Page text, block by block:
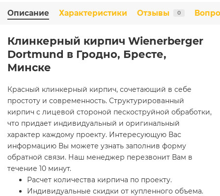
Описание Характеристики Отзывы 0
Клинкерный кирпич Wienerberger
Dortmund в Гродно, Бресте,
Минске
Красный клинкерный кирпич, сочетающий в себе
простоту и современность. Структурированный
кирпич с лицевой стороной пескоструйной обработки,
что придает индивидуальный и оригинальный
характер каждому проекту. Интересующую Вас
информацию Вы можете узнать заполнив форму
обратной связи. Наш менеджер перезвонит Вам в
течение 10 минут.
Расчет количества кирпича по проекту.
Индивидуальные скидки от купленного объема.